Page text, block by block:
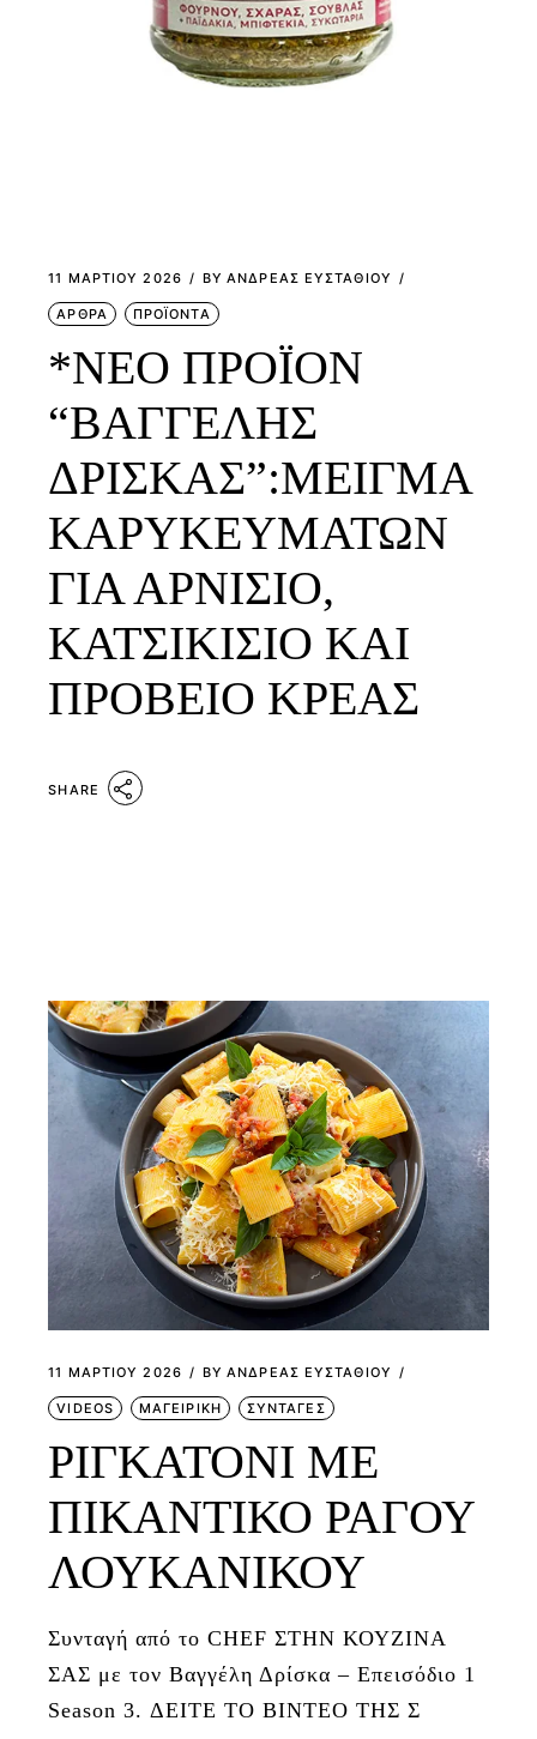
11 ΜΑΡΤΊΟΥ 2026 BY ΑΝΔΡΕΑΣ ΕΥΣΤΑΘΙΟΥ
ΑΡΘΡΑ ΠΡΟΪΟΝΤΑ
*ΝΕΟ ΠΡΟΪΟΝ
“ΒΑΓΓΕΛΗΣ
ΔΡΙΣΚΑΣ”:ΜΕΙΓΜΑ
ΚΑΡΥΚΕΥΜΑΤΩΝ
ΓΙΑ ΑΡΝΙΣΙΟ,
ΚΑΤΣΙΚΙΣΙΟ ΚΑΙ
ΠΡΟΒΕΙΟ ΚΡΕΑΣ
SHARE
11 ΜΑΡΤΊΟΥ 2026 BY ΑΝΔΡΕΑΣ ΕΥΣΤΑΘΙΟΥ
VIDEOS ΜΑΓΕΙΡΙΚΗ ΣΥΝΤΑΓΕΣ
ΡΙΓΚΑΤΟΝΙ ΜΕ
ΠΙΚΑΝΤΙΚΟ ΡΑΓΟΥ
ΛΟΥΚΑΝΙΚΟΥ
Συνταγή από το CHEF ΣΤΗΝ ΚΟΥΖΙΝΑ
ΣΑΣ με τον Βαγγέλη Δρίσκα – Επεισόδιο 1
Season 3. ΔΕΙΤΕ ΤΟ ΒΙΝΤΕΟ ΤΗΣ Σ